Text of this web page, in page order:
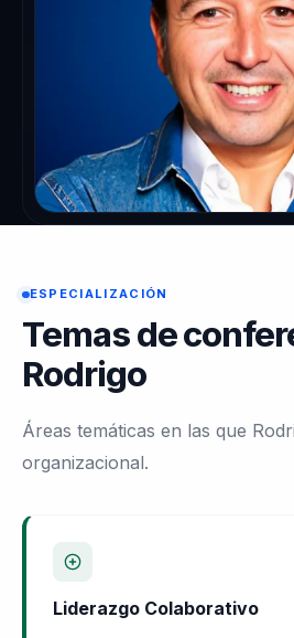
ESPECIALIZACIÓN
Temas de
Rodrigo
Áreas temáticas en las que
organizacional.
Liderazgo Colaborativo